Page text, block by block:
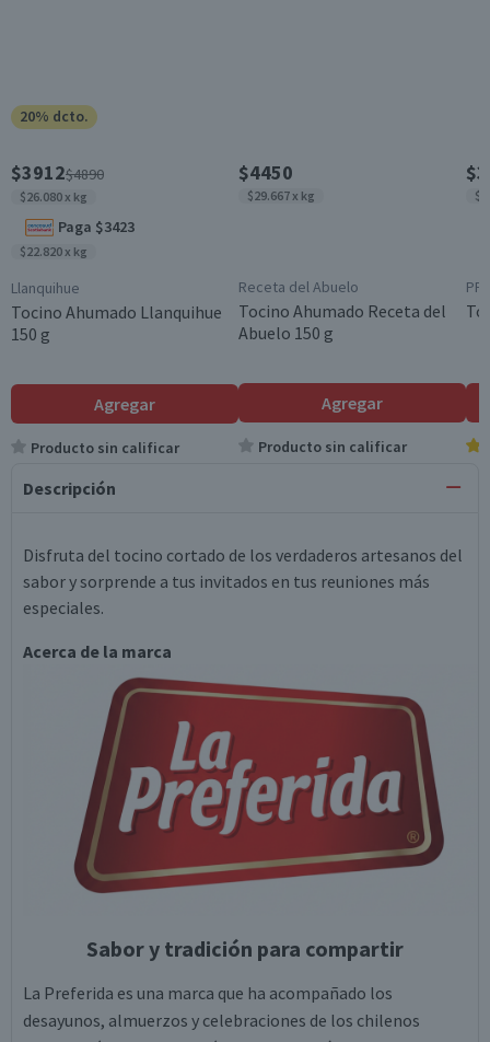
20% dcto.
$3912$4890
$26.080 x kg
Paga $3423
$22.820 x kg
Llanquihue
Tocino Ahumado Llanquihue
150 g
Agregar
Producto sin calificar
$4450
$29.667 x kg
Receta del Abuelo
Tocino Ahumado Receta del
Abuelo 150 g
Agregar
Producto sin calificar
PF
Descripción
Disfruta del tocino cortado de los verdaderos artesanos del
sabor y sorprende a tus invitados en tus reuniones más
especiales.
Acerca de la marca
Sabor y tradición para compartir
La Preferida es una marca que ha acompañado los
desayunos, almuerzos y celebraciones de los chilenos